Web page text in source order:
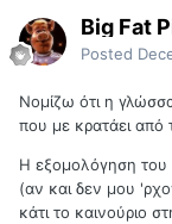
Big Fat
Posted
Νομίζω ότι η
που με κρατάει από
Η εξομολόγηση του
(αν και δεν μου
κάτι το καινούριο